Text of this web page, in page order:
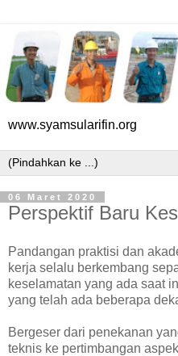
www.syamsularifin.org
06 Maret 2020
Perspektif Baru
Pandangan praktisi dan
kerja selalu berkembang
keselamatan yang ada saat
yang telah ada beberapa
Bergeser dari penekanan
teknis ke pertimbangan